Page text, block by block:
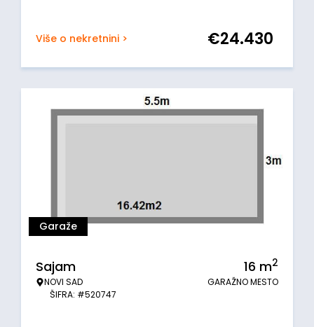
Više o nekretnini > €24.430
Garaže
Sajam
NOVI SAD
ŠIFRA: #520747
16 m2
GARAŽNO MESTO